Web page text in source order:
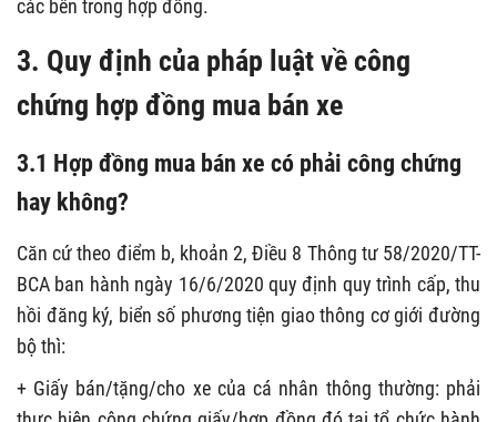
các bên trong hợp đồng.
3. Quy định của pháp luật về công
chứng hợp đồng mua bán xe
3.1 Hợp đồng mua bán xe có phải công chứng
hay không?
Căn cứ theo điểm b, khoản 2, Điều 8 Thông tư 58/2020/TT-
BCA ban hành ngày 16/6/2020 quy định quy trình cấp, thu
hồi đăng ký, biển số phương tiện giao thông cơ giới đường
bộ thì:
+ Giấy bán/tặng/cho xe của cá nhân thông thường: phải